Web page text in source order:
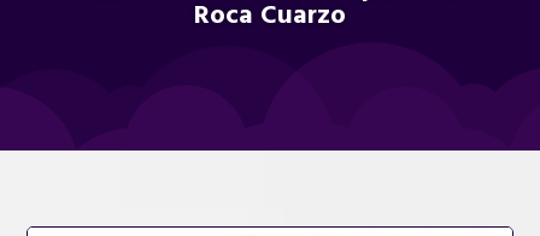
Roca Cuarzo